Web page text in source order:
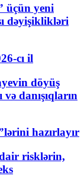
üçün yeni
dəyişiklikləri
cı il
döyüş
danışıqların
hazırlayır
risklərin,